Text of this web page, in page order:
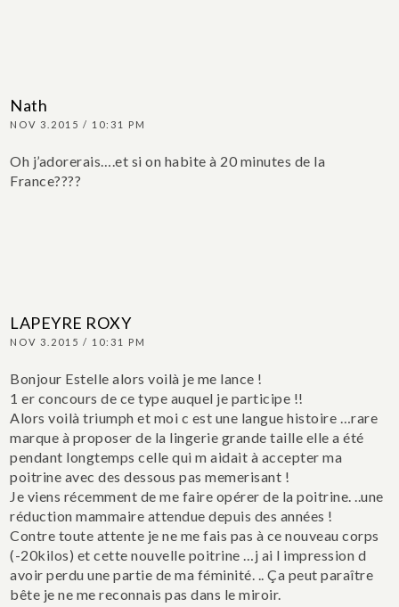
Nath
NOV 3.2015 / 10:31 PM
Oh j’adorerais….et si on habite à 20 minutes de la
France????
LAPEYRE ROXY
NOV 3.2015 / 10:31 PM
Bonjour Estelle alors voilà je me lance !
1 er concours de ce type auquel je participe !!
Alors voilà triumph et moi c est une langue histoire …rare
marque à proposer de la lingerie grande taille elle a été
pendant longtemps celle qui m aidait à accepter ma
poitrine avec des dessous pas memerisant !
Je viens récemment de me faire opérer de la poitrine. ..une
réduction mammaire attendue depuis des années !
Contre toute attente je ne me fais pas à ce nouveau corps
(-20kilos) et cette nouvelle poitrine …j ai l impression d
avoir perdu une partie de ma féminité. .. Ça peut paraître
bête je ne me reconnais pas dans le miroir.